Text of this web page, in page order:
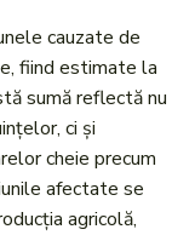
cauzate de
fiind estimate la
sumă reflectă nu
ci și
cheie precum
afectate se
agricolă,